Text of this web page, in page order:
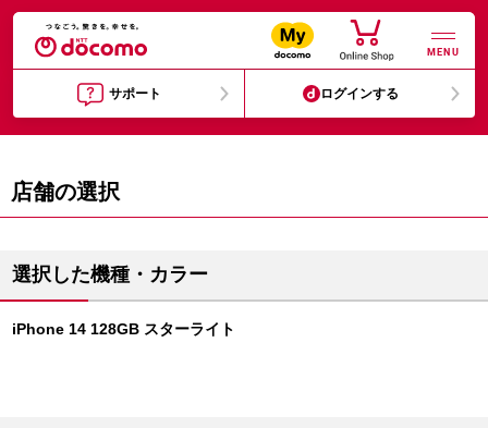
MENU
サポート ログインする
店舗の選択
選択した機種・カラー
iPhone 14 128GB スターライト